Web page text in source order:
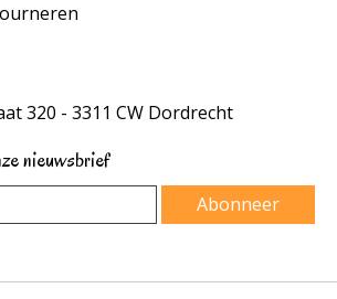
320 - 3311 CW Dordrecht
nieuwsbrief
Abonneer